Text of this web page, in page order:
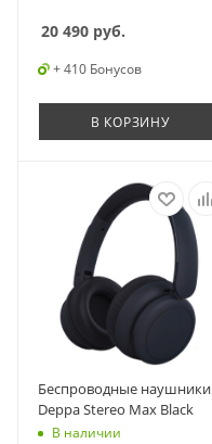
20 490 руб.
+ 410 Бонусов
В КОРЗИНУ
Беспроводные наушники
Deppa Stereo Max Black
В наличии